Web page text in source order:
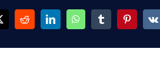
RedditLinkedInWhatsAppTumblrPinterest
Vk